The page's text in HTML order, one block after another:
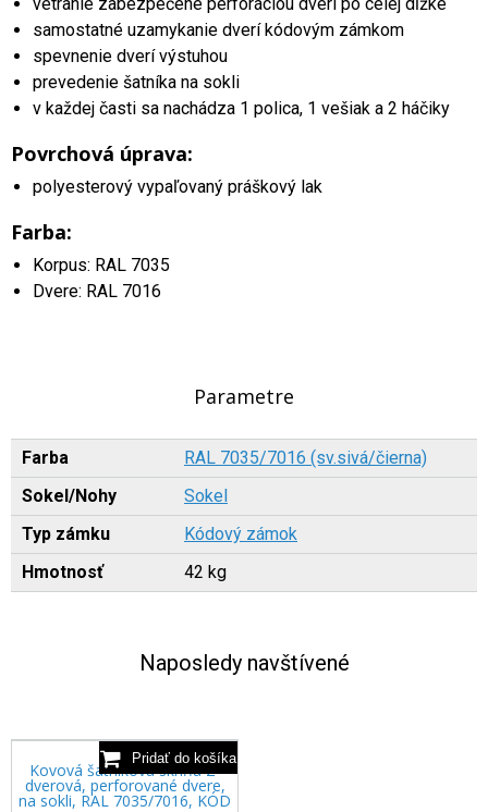
samostatné uzamykanie dverí kódovým zámkom
spevnenie dverí výstuhou
prevedenie šatníka na sokli
v každej časti sa nachádza 1 polica, 1 vešiak a 2 háčiky
Povrchová úprava:
polyesterový vypaľovaný práškový lak
Farba:
Korpus: RAL 7035
Dvere: RAL 7016
Parametre
Farba
RAL 7035/7016 (sv.sivá/čierna)
Sokel/Nohy
Sokel
Typ zámku
Kódový zámok
Hmotnosť
42 kg
Naposledy navštívené
Kovová šatníková skriňa 2-
dverová, perforované dvere,
na sokli, RAL 7035/7016, KÓD